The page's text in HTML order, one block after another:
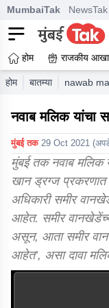
MumbaiTak NewsTak
होम राजकीय
होम बातम्या nawab
नवाब मलिक यांचा
मुंबई तक 29 Oct 2021
मुंबई तक नवाब मलिक
खान ड्रग्ज प्रकरणात
अधिकारी समीर
आहेत. समीर
असून, आता समीर
आहेत’, असा दावा